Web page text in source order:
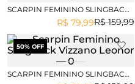
SCARPIN FEMININO SLINGBACK
VIZZANO LEONOR
R$ 159,99
R$ 79,99
50% OFF
SCARPIN FEMININO SLINGBACK
VIZZANO LEONOR